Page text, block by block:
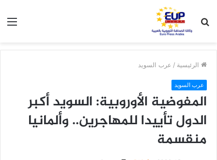
عن
الرئيسية / عرب السويد
عرب السويد
المفوضية الأوروبية: السويد أكبر
الدول تأييدا للمهاجرين.. وألمانيا
منقسمة